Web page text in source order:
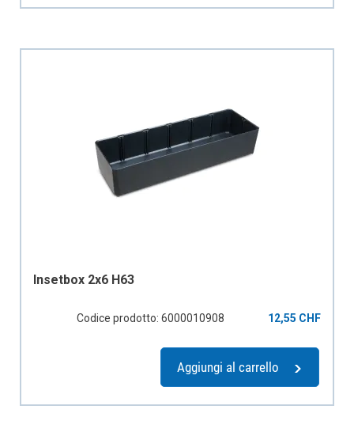
Insetbox 2x6 H63
Codice prodotto: 6000010908 12,55 CHF
Aggiungi al carrello